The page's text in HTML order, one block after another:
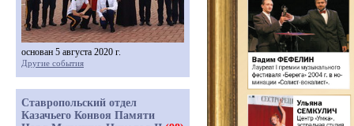
основан 5 августа 2020 г.
Другие события
Ставропольский отдел
Казачьего Конвоя Памяти